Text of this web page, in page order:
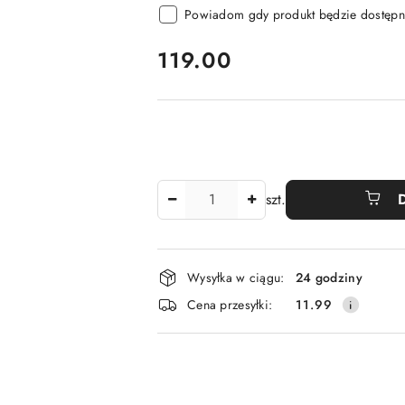
Powiadom gdy produkt będzie
cena:
119.00
szt.
Dostępność
i
dostawa
Wysyłka w ciągu:
24 godziny
Cena przesyłki:
11.99